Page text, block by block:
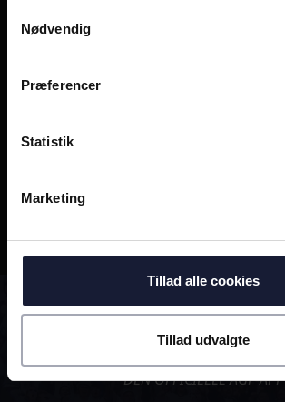
Nødvendig
Præferencer
Statistik
Marketing
Tillad alle cookies
Tillad udvalgte
BYEN - Felix Beijmo
ALTID MED!
DEN OFFICIELLE AGF-APP